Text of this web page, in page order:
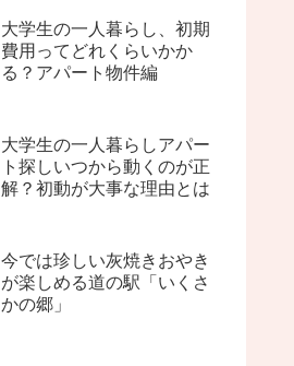
大学生の一人暮らし、初期
費用ってどれくらいかか
る？アパート物件編
大学生の一人暮らしアパー
ト探しいつから動くのが正
解？初動が大事な理由とは
今では珍しい灰焼きおやき
が楽しめる道の駅「いくさ
かの郷」